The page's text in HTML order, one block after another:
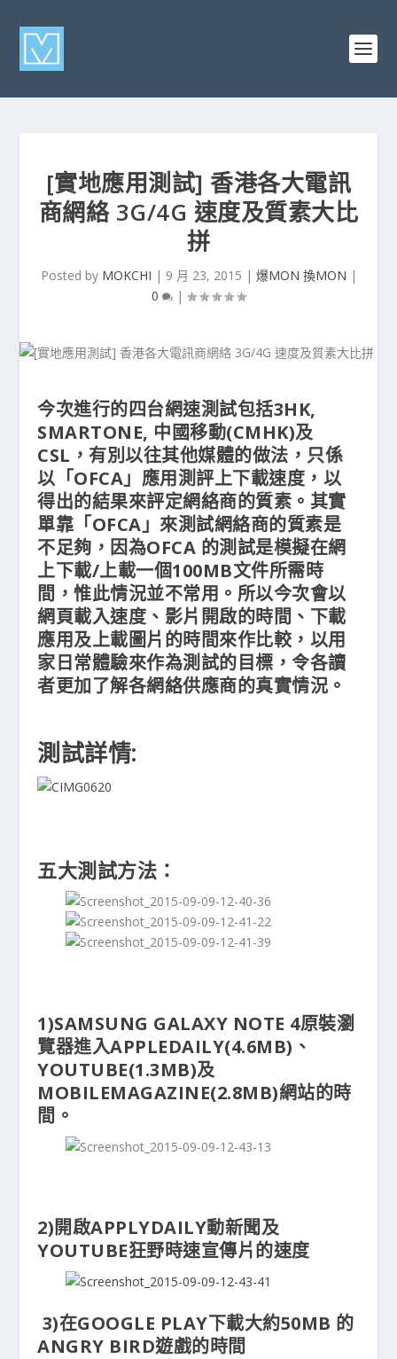
[實地應用測試] 香港各大電訊
商網絡 3G/4G 速度及質素大比
拼
Posted by MOKCHI | 9 月 23, 2015 | 爆MON 換MON |
0
|
今次進行的四台網速測試包括3HK,
SMARTONE, 中國移動(CMHK)及
CSL，有別以往其他媒體的做法，只係
以「OFCA」應用測評上下載速度，以
得出的結果來評定網絡商的質素。其實
單靠「OFCA」來測試網絡商的質素是
不足夠，因為OFCA 的測試是模擬在網
上下載/上載一個100MB文件所需時
間，惟此情況並不常用。所以今次會以
網頁載入速度、影片開啟的時間、下載
應用及上載圖片的時間來作比較，以用
家日常體驗來作為測試的目標，令各讀
者更加了解各網絡供應商的真實情況。
測試詳情:
五大測試方法：
1)SAMSUNG GALAXY NOTE 4原裝瀏
覽器進入APPLEDAILY(4.6MB)、
YOUTUBE(1.3MB)及
MOBILEMAGAZINE(2.8MB)網站的時
間。
2)開啟APPLYDAILY動新聞及
YOUTUBE狂野時速宣傳片的速度
3)在GOOGLE PLAY下載大約50MB 的
ANGRY BIRD遊戲的時間